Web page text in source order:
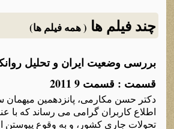
چند فیلم ها ( همه فیلم ها)
قسمت : قسمت 9 2011
دکتر حسن مکارمی، پانزدهمین میهمان
اطلاع کاربران گرامی می رساند که با
تحولات جاری کشور، و به وقوع پیوستن